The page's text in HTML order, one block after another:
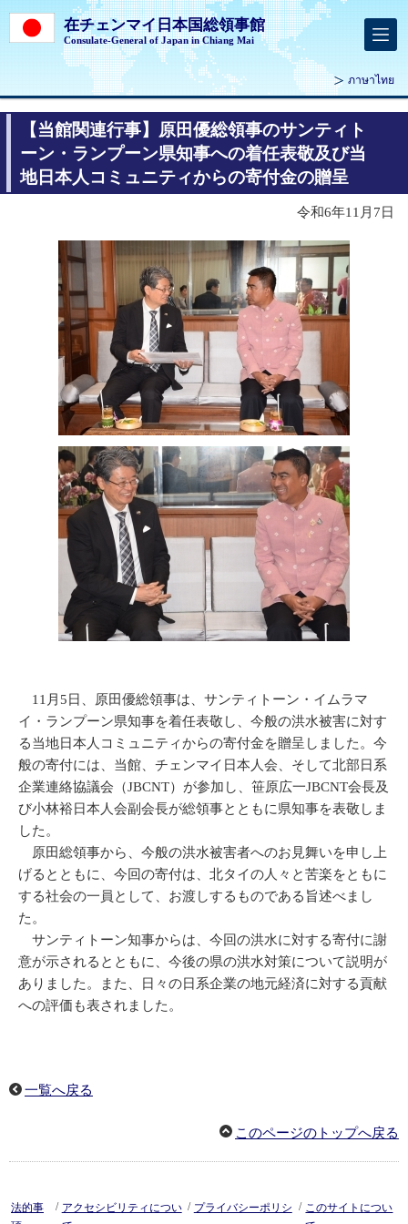
在チェンマイ日本国総領事館
Consulate-General of Japan in Chiang Mai
ภาษาไทย
【当館関連行事】原田優総領事のサンティト
ーン・ランプーン県知事への着任表敬及び当
地日本人コミュニティからの寄付金の贈呈
令和6年11月7日
11月5日、原田優総領事は、サンティトーン・イムラマ
イ・ランプーン県知事を着任表敬し、今般の洪水被害に対す
る当地日本人コミュニティからの寄付金を贈呈しました。今
般の寄付には、当館、チェンマイ日本人会、そして北部日系
企業連絡協議会（JBCNT）が参加し、笹原広一JBCNT会長及
び小林裕日本人会副会長が総領事とともに県知事を表敬しま
した。
原田総領事から、今般の洪水被害者へのお見舞いを申し上
げるとともに、今回の寄付は、北タイの人々と苦楽をともに
する社会の一員として、お渡しするものである旨述べまし
た。
サンティトーン知事からは、今回の洪水に対する寄付に謝
意が示されるとともに、今後の県の洪水対策について説明が
ありました。また、日々の日系企業の地元経済に対する貢献
への評価も表されました。
一覧へ戻る
このページのトップへ戻る
法的事
/ アクセシビリティについ / プライバシーポリシ
/ このサイトについ